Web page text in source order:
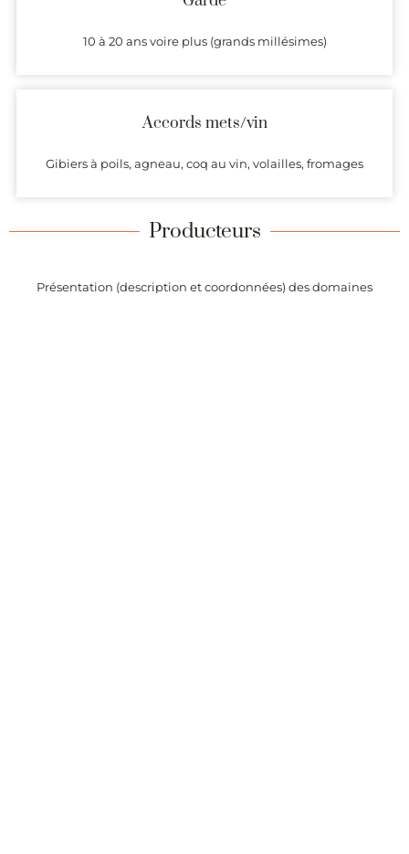
10 à 20 ans voire plus (grands millésimes)
Accords mets/vin
Gibiers à poils, agneau, coq au vin, volailles, fromages
Producteurs
Présentation (description et coordonnées) des domaines